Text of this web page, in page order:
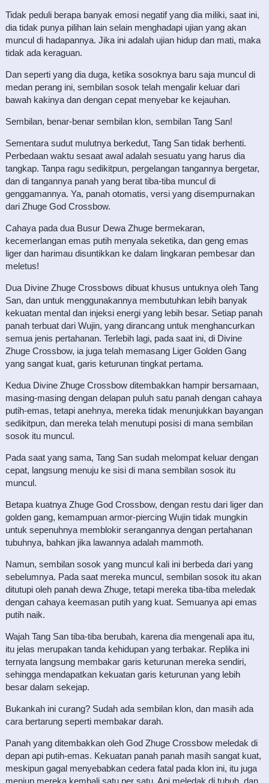
Tidak peduli berapa banyak emosi negatif yang dia miliki, saat ini,
dia tidak punya pilihan lain selain menghadapi ujian yang akan
muncul di hadapannya. Jika ini adalah ujian hidup dan mati, maka
tidak ada keraguan.
Dan seperti yang dia duga, ketika sosoknya baru saja muncul di
medan perang ini, sembilan sosok telah mengalir keluar dari
bawah kakinya dan dengan cepat menyebar ke kejauhan.
Sembilan, benar-benar sembilan klon, sembilan Tang San!
Sementara sudut mulutnya berkedut, Tang San tidak berhenti.
Perbedaan waktu sesaat awal adalah sesuatu yang harus dia
tangkap. Tanpa ragu sedikitpun, pergelangan tangannya bergetar,
dan di tangannya panah yang berat tiba-tiba muncul di
genggamannya. Ya, panah otomatis, versi yang disempurnakan
dari Zhuge God Crossbow.
Cahaya pada dua Busur Dewa Zhuge bermekaran,
kecemerlangan emas putih menyala seketika, dan geng emas
liger dan harimau disuntikkan ke dalam lingkaran pembesar dan
meletus!
Dua Divine Zhuge Crossbows dibuat khusus untuknya oleh Tang
San, dan untuk menggunakannya membutuhkan lebih banyak
kekuatan mental dan injeksi energi yang lebih besar. Setiap panah
panah terbuat dari Wujin, yang dirancang untuk menghancurkan
semua jenis pertahanan. Terlebih lagi, pada saat ini, di Divine
Zhuge Crossbow, ia juga telah memasang Liger Golden Gang
yang sangat kuat, garis keturunan tingkat pertama.
Kedua Divine Zhuge Crossbow ditembakkan hampir bersamaan,
masing-masing dengan delapan puluh satu panah dengan cahaya
putih-emas, tetapi anehnya, mereka tidak menunjukkan bayangan
sedikitpun, dan mereka telah menutupi posisi di mana sembilan
sosok itu muncul.
Pada saat yang sama, Tang San sudah melompat keluar dengan
cepat, langsung menuju ke sisi di mana sembilan sosok itu
muncul.
Betapa kuatnya Zhuge God Crossbow, dengan restu dari liger dan
golden gang, kemampuan armor-piercing Wujin tidak mungkin
untuk sepenuhnya memblokir serangannya dengan pertahanan
tubuhnya, bahkan jika lawannya adalah mammoth.
Namun, sembilan sosok yang muncul kali ini berbeda dari yang
sebelumnya. Pada saat mereka muncul, sembilan sosok itu akan
ditutupi oleh panah dewa Zhuge, tetapi mereka tiba-tiba meledak
dengan cahaya keemasan putih yang kuat. Semuanya api emas
putih naik.
Wajah Tang San tiba-tiba berubah, karena dia mengenali apa itu,
itu jelas merupakan tanda kehidupan yang terbakar. Replika ini
ternyata langsung membakar garis keturunan mereka sendiri,
sehingga mendapatkan kekuatan garis keturunan yang lebih
besar dalam sekejap.
Bukankah ini curang? Sudah ada sembilan klon, dan masih ada
cara bertarung seperti membakar darah.
Panah yang ditembakkan oleh God Zhuge Crossbow meledak di
depan api putih-emas. Kekuatan panah panah masih sangat kuat,
meskipun gagal menyebabkan cedera fatal pada klon ini, itu juga
meniup mereka kembali satu per satu. Api meledak di tubuh, dan